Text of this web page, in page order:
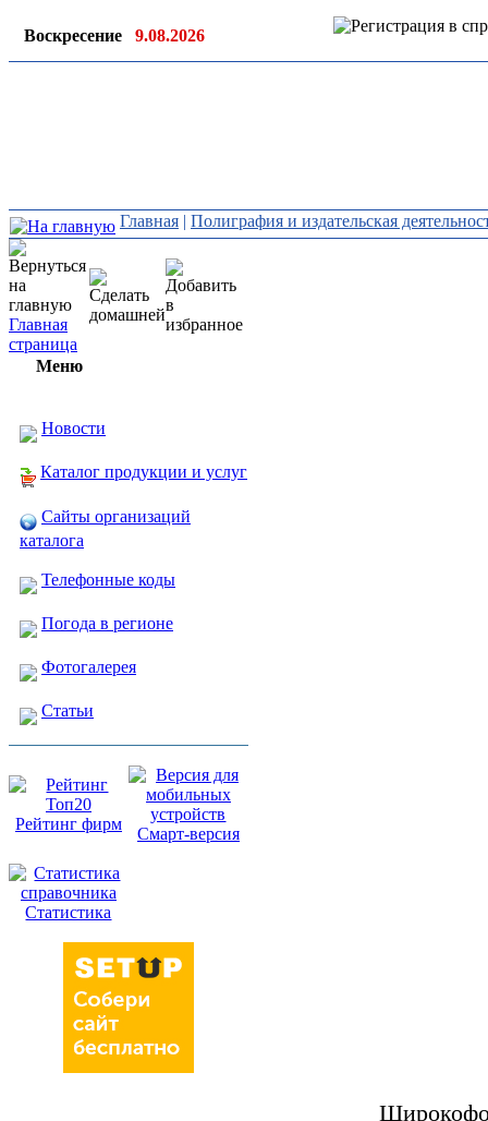
Воскресение 9.08.2026
Главная | Полиграфия и издательская
Главная
страница
Меню
Новости
Каталог продукции и услуг
Сайты организаций
каталога
Телефонные коды
Погода в регионе
Фотогалерея
Статьи
Рейтинг фирм
Смарт-версия
Статистика